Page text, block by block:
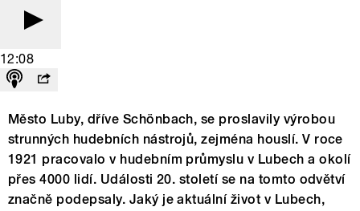
12:08
Město Luby, dříve Schönbach, se proslavily výrobou
strunných hudebních nástrojů, zejména houslí. V roce
1921 pracovalo v hudebním průmyslu v Lubech a okolí
přes 4000 lidí. Události 20. století se na tomto odvětví
značně podepsaly. Jaký je aktuální život v Lubech,